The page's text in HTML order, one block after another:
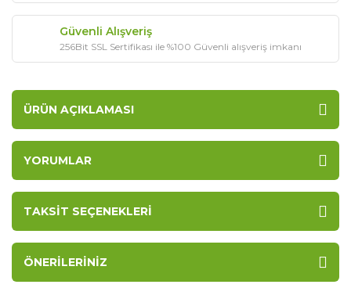
Güvenli Alışveriş
256Bit SSL Sertifikası ile %100 Güvenli alışveriş imkanı
ÜRÜN AÇIKLAMASI
YORUMLAR
TAKSIT SEÇENEKLERI
ÖNERILERINIZ